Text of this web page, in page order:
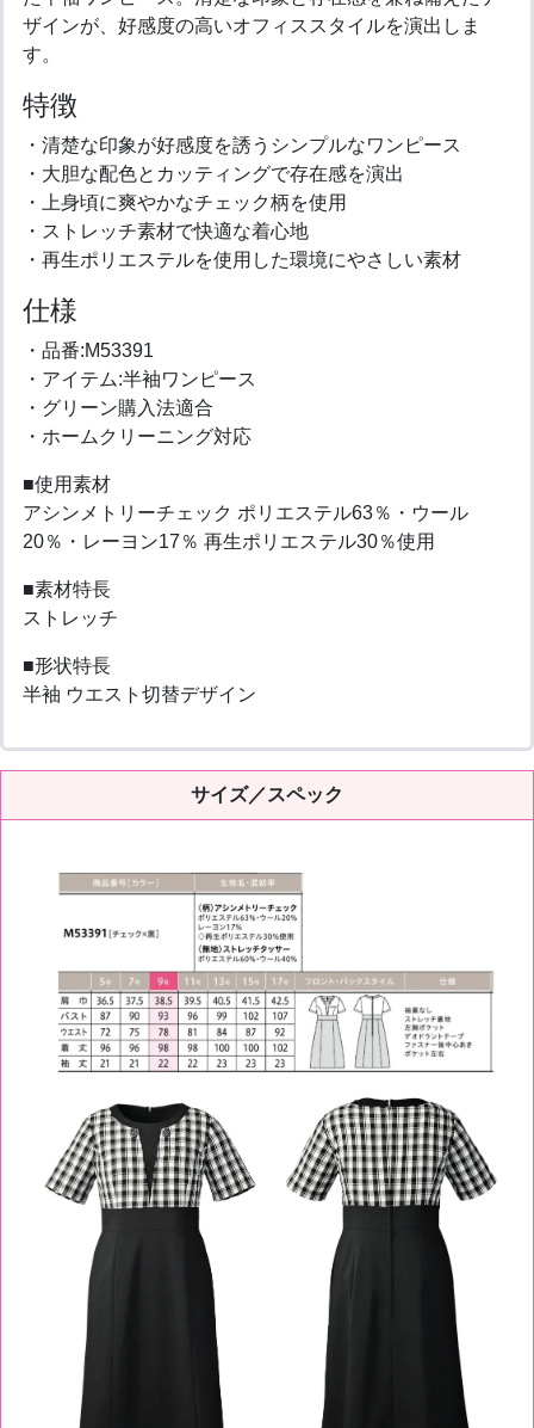
ザインが、好感度の高いオフィススタイルを演出しま
す。
特徴
・清楚な印象が好感度を誘うシンプルなワンピース
・大胆な配色とカッティングで存在感を演出
・上身頃に爽やかなチェック柄を使用
・ストレッチ素材で快適な着心地
・再生ポリエステルを使用した環境にやさしい素材
仕様
・品番:M53391
・アイテム:半袖ワンピース
・グリーン購入法適合
・ホームクリーニング対応
■使用素材
アシンメトリーチェック ポリエステル63％・ウール
20％・レーヨン17％ 再生ポリエステル30％使用
■素材特長
ストレッチ
■形状特長
半袖 ウエスト切替デザイン
サイズ／スペック